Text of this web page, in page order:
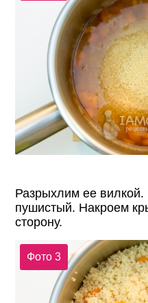
Разрыхлим ее вилкой.
пушистый. Накроем
сторону.
Фото 3